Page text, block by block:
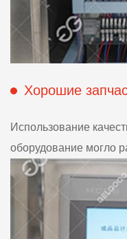
Хорошие
Использование
оборудование могло